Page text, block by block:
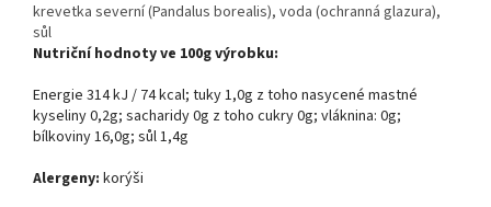
krevetka severní (Pandalus borealis), voda (ochranná glazura),
sůl
Nutriční hodnoty ve 100g výrobku:
Energie 314 kJ / 74 kcal; tuky 1,0g z toho nasycené mastné
kyseliny 0,2g; sacharidy 0g z toho cukry 0g; vláknina: 0g;
bílkoviny 16,0g; sůl 1,4g
Alergeny: korýši